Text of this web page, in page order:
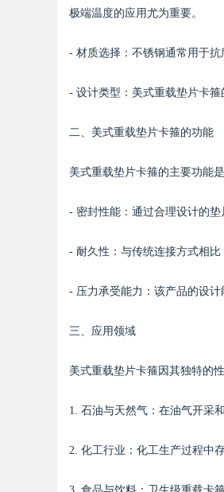
Bo
极端温度的应用尤为重要。
- 材质选择：不锈钢通常用于
- 设计类型：美式重载垫片卡
二、美式重载垫片卡箍的功能
美式重载垫片卡箍的主要功能
- 密封性能：通过合理设计的
- 耐久性：与传统连接方式相
- 压力承受能力：该产品的设计
三、应用领域
美式重载垫片卡箍因其独特的
1. 石油与天然气：在油气开采
2. 化工行业：化工生产过程中